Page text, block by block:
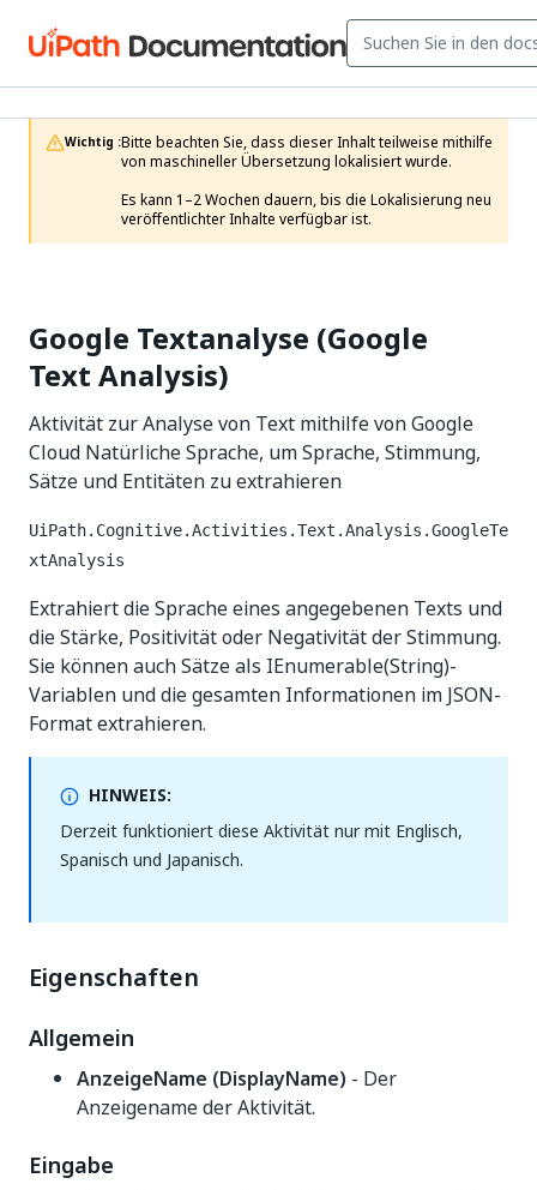
Wichtig :Bitte beachten Sie, dass dieser Inhalt teilweise mithilfe
von maschineller Übersetzung lokalisiert wurde.
Es kann 1–2 Wochen dauern, bis die Lokalisierung neu
veröffentlichter Inhalte verfügbar ist.
Google Textanalyse (Google
Text Analysis)
Aktivität zur Analyse von Text mithilfe von Google
Cloud Natürliche Sprache, um Sprache, Stimmung,
Sätze und Entitäten zu extrahieren
UiPath.Cognitive.Activities.Text.Analysis.GoogleTe
xtAnalysis
Extrahiert die Sprache eines angegebenen Texts und
die Stärke, Positivität oder Negativität der Stimmung.
Sie können auch Sätze als IEnumerable(String)-
Variablen und die gesamten Informationen im JSON-
Format extrahieren.
HINWEIS:
Derzeit funktioniert diese Aktivität nur mit Englisch,
Spanisch und Japanisch.
Eigenschaften
Allgemein
AnzeigeName (DisplayName) - Der
Anzeigename der Aktivität.
Eingabe